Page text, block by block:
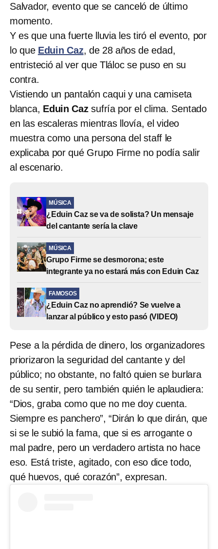
Salvador, evento que se canceló de último
momento.
Y es que una fuerte lluvia les tiró el evento, por
lo que Eduin Caz, de 28 años de edad,
entristeció al ver que Tláloc se puso en su
contra.
Vistiendo un pantalón caqui y una camiseta
blanca, Eduin Cazsufría por el clima. Sentado
en las escaleras mientras llovía, el video
muestra como una persona del staff le
explicaba por qué Grupo Firme no podía salir
al escenario.
MÚSICA
¿Eduin Caz se va de solista? Un mensaje
del cantante sería la clave
MÚSICA
Grupo Firme se desmorona; este
integrante ya no estará más con Eduin Caz
FAMOSOS
¿Eduin Caz no aprendió? Se vuelve a
lanzar al público y esto pasó (VIDEO)
Pese a la pérdida de dinero, los organizadores
priorizaron la seguridad del cantante y del
público; no obstante, no faltó quien se burlara
de su sentir, pero también quién le aplaudiera:
“Dios, graba como que no me doy cuenta.
Siempre es panchero”, “Dirán lo que dirán, que
si se le subió la fama, que si es arrogante o
mal padre, pero un verdadero artista no hace
eso. Está triste, agitado, con eso dice todo,
qué huevos, qué corazón”, expresan.